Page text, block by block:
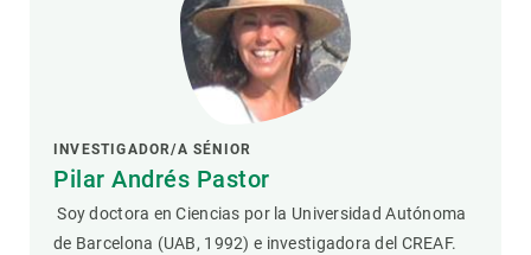
INVESTIGADOR/A SÉNIOR
Pilar Andrés Pastor
Soy doctora en Ciencias por la Universidad Autónoma
de Barcelona (UAB, 1992) e investigadora del CREAF.